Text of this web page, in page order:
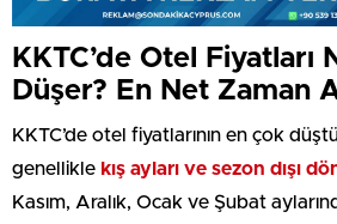
KKTC’de Otel Fiyatları
Düşer? En Net Zaman
KKTC’de otel fiyatlarının en çok
genellikle kış ayları ve sezon dışı
Kasım, Aralık, Ocak ve Şubat